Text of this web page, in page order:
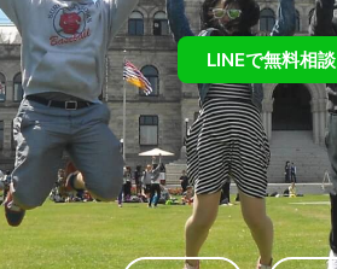
LINEで無料相談